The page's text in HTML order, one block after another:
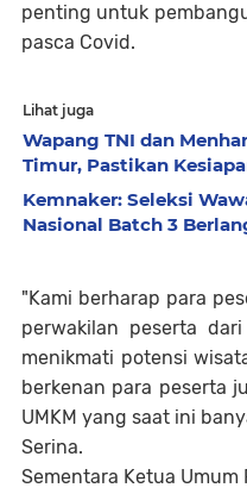
penting untuk
pasca Covid.
Lihat juga
Wapang TNI dan
Timur, Pastikan
Kemnaker: Seleksi
Nasional Batch 3
"Kami berharap para
perwakilan peserta
menikmati potensi
berkenan para peserta
UMKM yang saat ini
Serina.
Sementara Ketua Umum